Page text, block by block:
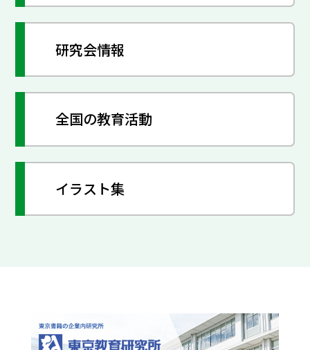
研究会情報
全国の教育活動
イラスト集